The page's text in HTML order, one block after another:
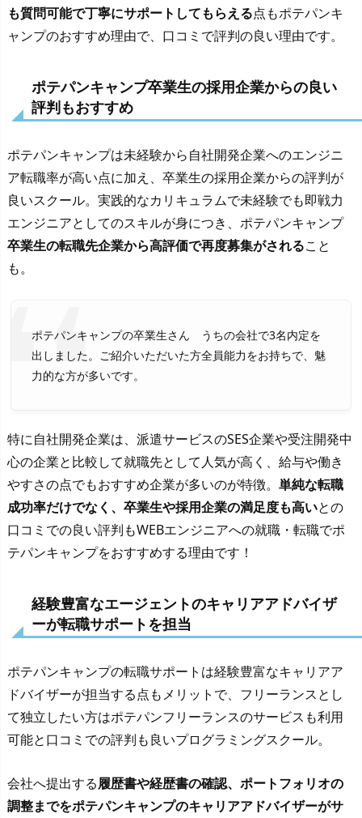
も質問可能で丁寧にサポートしてもらえる点もポテパンキ
ャンプのおすすめ理由で、口コミで評判の良い理由です。
ポテパンキャンプ卒業生の採用企業からの良い
評判もおすすめ
ポテパンキャンプは未経験から自社開発企業へのエンジニ
ア転職率が高い点に加え、卒業生の採用企業からの評判が
良いスクール。実践的なカリキュラムで未経験でも即戦力
エンジニアとしてのスキルが身につき、ポテパンキャンプ
卒業生の転職先企業から高評価で再度募集がされること
も。
ポテパンキャンプの卒業生さん うちの会社で3名内定を
出しました。ご紹介いただいた方全員能力をお持ちで、魅
力的な方が多いです。
特に自社開発企業は、派遣サービスのSES企業や受注開発中
心の企業と比較して就職先として人気が高く、給与や働き
やすさの点でもおすすめ企業が多いのが特徴。 単純な転職
成功率だけでなく、卒業生や採用企業の満足度も高いとの
口コミでの良い評判もWEBエンジニアへの就職・転職でポ
テパンキャンプをおすすめする理由です！
経験豊富なエージェントのキャリアアドバイザ
ーが転職サポートを担当
ポテパンキャンプの転職サポートは経験豊富なキャリアア
ドバイザーが担当する点もメリットで、フリーランスとし
て独立したい方はポテパンフリーランスのサービスも利用
可能と口コミでの評判も良いプログラミングスクール。
会社へ提出する履歴書や経歴書の確認、ポートフォリオの
調整までをポテパンキャンプのキャリアアドバイザーがサ